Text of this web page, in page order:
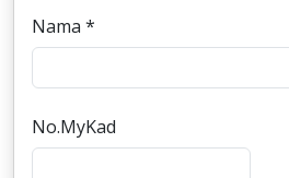
Nama *
No.MyKad